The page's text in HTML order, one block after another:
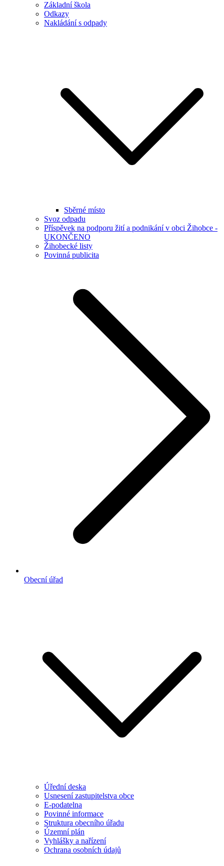
Základní škola
Odkazy
Nakládání s odpady
Sběrné místo
Svoz odpadu
Příspěvek na podporu žití a podnikání v obci Žihobce -
UKONČENO
Žihobecké listy
Povinná publicita
Obecní úřad
Úřední deska
Usnesení zastupitelstva obce
E-podatelna
Povinné informace
Struktura obecního úřadu
Územní plán
Vyhlášky a nařízení
Ochrana osobních údajů